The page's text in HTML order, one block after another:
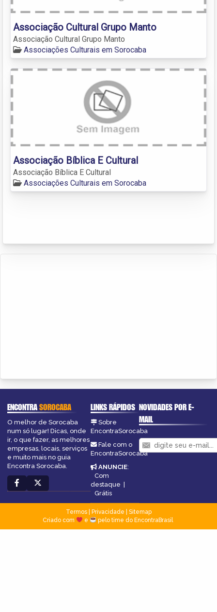
Associação Cultural Grupo Manto
Associação Cultural Grupo Manto
Associações Culturais em Sorocaba
Associação Bíblica E Cultural
Associação Bíblica E Cultural
Associações Culturais em Sorocaba
ENCONTRASOROCABA
O melhor de Sorocaba
num só lugar! Dicas, onde
ir, o que fazer, as melhores
empresas, locais, serviços
e muito mais no guia
Encontra Sorocaba.
LINKS RÁPIDOS
Sobre
EncontraSorocaba
Fale com o
EncontraSorocaba
ANUNCIE:
Com
destaque |
Grátis
NOVIDADES POR E-
MAIL
Termos| Privacidade
Sitemap
Criado com
e pelo time do EncontraBrasil